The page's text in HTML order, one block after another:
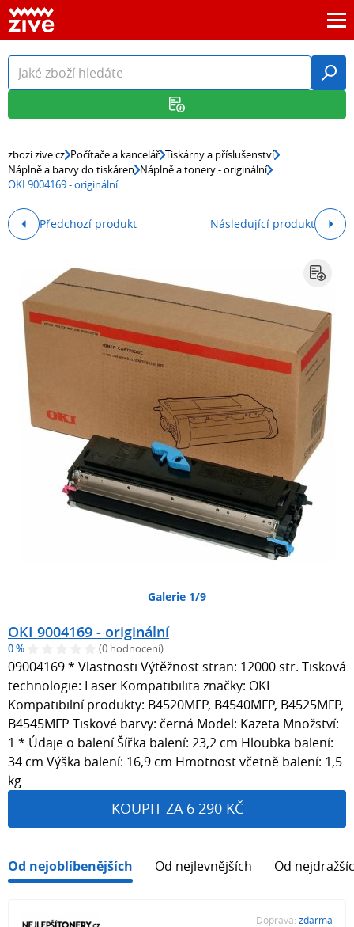
zbozi.zive.cz Počítače a kancelář Tiskárny a příslušenství
Náplně a barvy do tiskáren Náplně a tonery - originální
OKI 9004169 - originální
Předchozí produkt Následující produkt
Galerie 1/9
OKI 9004169 - originální
0 % (0 hodnocení)
09004169 * Vlastnosti Výtěžnost stran: 12000 str. Tisková
technologie: Laser Kompatibilita značky: OKI
Kompatibilní produkty: B4520MFP, B4540MFP, B4525MFP,
B4545MFP Tiskové barvy: černá Model: Kazeta Množství:
1 * Údaje o balení Šířka balení: 23,2 cm Hloubka balení:
34 cm Výška balení: 16,9 cm Hmotnost včetně balení: 1,5
kg
KOUPIT ZA 6 290 KČ
Od nejoblíbenějších Od nejlevnějších Od
Doprava: zdarma